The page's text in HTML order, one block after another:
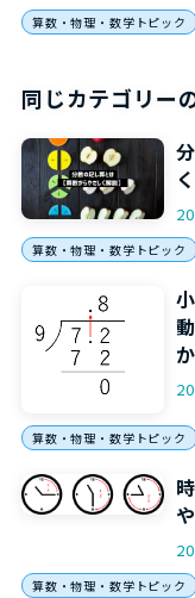
算数・物理・数学トピック
同じカテゴリー
算数・物理・数学トピック
算数・物理・数学トピック
算数・物理・数学トピック